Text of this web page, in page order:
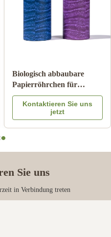
uns
Biologisch
Papierröhrchen
Kraftkarton-
Kontaktieren
Sie uns
in Verbindung treten